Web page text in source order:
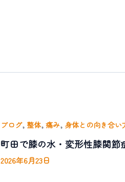
ブログ, 整体, 痛み, 身体との向き合い
町田で膝の水・変形性膝関節
2026年6月23日